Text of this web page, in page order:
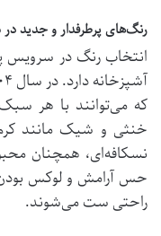
رنگ‌های پرطرفدار و جدید در سال ۱۴۰۴: هارمونی با
انتخاب رنگ در سرویس
که می‌توانند با هر
خنثی و شیک مانند
نسکافه‌ای، همچنان
حس آرامش و لوکس بودن
راحتی ست می‌شوند.